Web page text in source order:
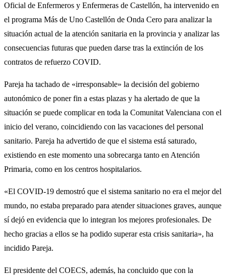
Oficial de Enfermeros y Enfermeras de Castellón, ha intervenido en
el programa Más de Uno Castellón de Onda Cero para analizar la
situación actual de la atención sanitaria en la provincia y analizar las
consecuencias futuras que pueden darse tras la extinción de los
contratos de refuerzo COVID.
Pareja ha tachado de «irresponsable» la decisión del gobierno
autonómico de poner fin a estas plazas y ha alertado de que la
situación se puede complicar en toda la Comunitat Valenciana con el
inicio del verano, coincidiendo con las vacaciones del personal
sanitario. Pareja ha advertido de que el sistema está saturado,
existiendo en este momento una sobrecarga tanto en Atención
Primaria, como en los centros hospitalarios.
«El COVID-19 demostró que el sistema sanitario no era el mejor del
mundo, no estaba preparado para atender situaciones graves, aunque
sí dejó en evidencia que lo integran los mejores profesionales. De
hecho gracias a ellos se ha podido superar esta crisis sanitaria», ha
incidido Pareja.
El presidente del COECS, además, ha concluido que con la